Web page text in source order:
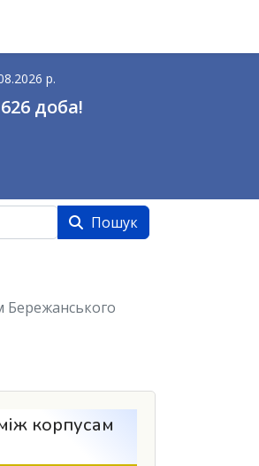
р.
доба!
Пошук
Бережанського
корпусам